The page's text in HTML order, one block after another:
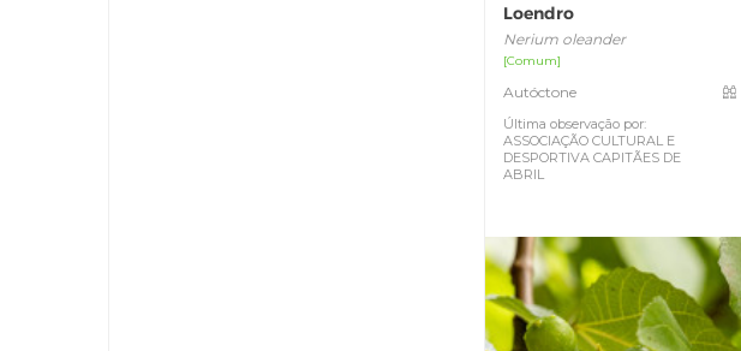
Loendro
Nerium oleander
[Comum]
Autóctone
Última observação por:
ASSOCIAÇÃO CULTURAL E
DESPORTIVA CAPITÃES DE
ABRIL